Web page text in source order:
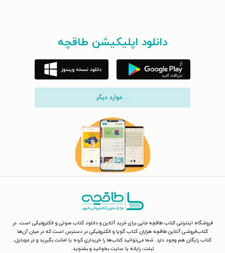
دانلود اپلیکیشن طاقچه
... موارد دیگر
فروشگاه اینترنتی کتاب طاقچه جایی برای خرید آنلاین و دانلود کتاب صوتی و الکترونیکی است. در
کتاب‌فروشی آنلاین طاقچه هزاران کتاب گویا و الکترونیکی در دسترس است که در میان آن‌ها
کتاب رایگان هم وجود دارد. شما می‌توانید کتاب‌ها را خریداری کرده یا امانت بگیرید و در موبایل،
تبلت، رایانه یا سایت بخوانید و بشنوید.